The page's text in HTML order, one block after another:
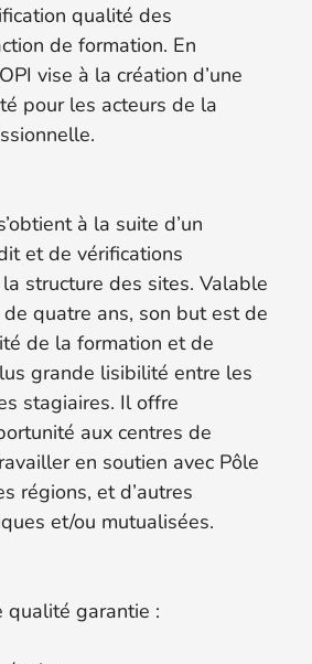
qualité des
de formation. En
vise à la création d’une
pour les acteurs de la
à la suite d’un
et de vérifications
structure des sites. Valable
quatre ans, son but est de
de la formation et de
grande lisibilité entre les
stagiaires. Il offre
aux centres de
en soutien avec Pôle
régions, et d’autres
et/ou mutualisées.
qualité garantie :